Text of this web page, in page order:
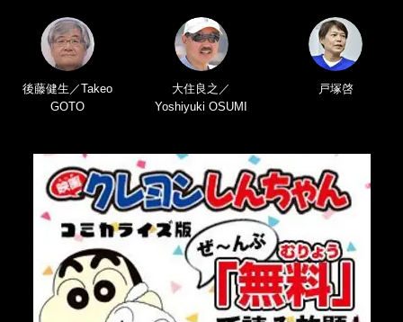
後藤健生／Takeo
GOTO
大住良之／
Yoshiyuki OSUMI
戸塚啓